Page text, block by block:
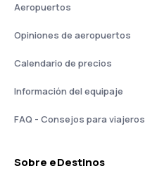
Aeropuertos
Opiniones de aeropuertos
Calendario de precios
Información del equipaje
FAQ - Consejos para viajeros
Sobre eDestinos